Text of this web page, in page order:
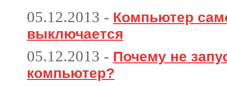
05.12.2013 - Компьютер
выключается
05.12.2013 - Почему не
компьютер?